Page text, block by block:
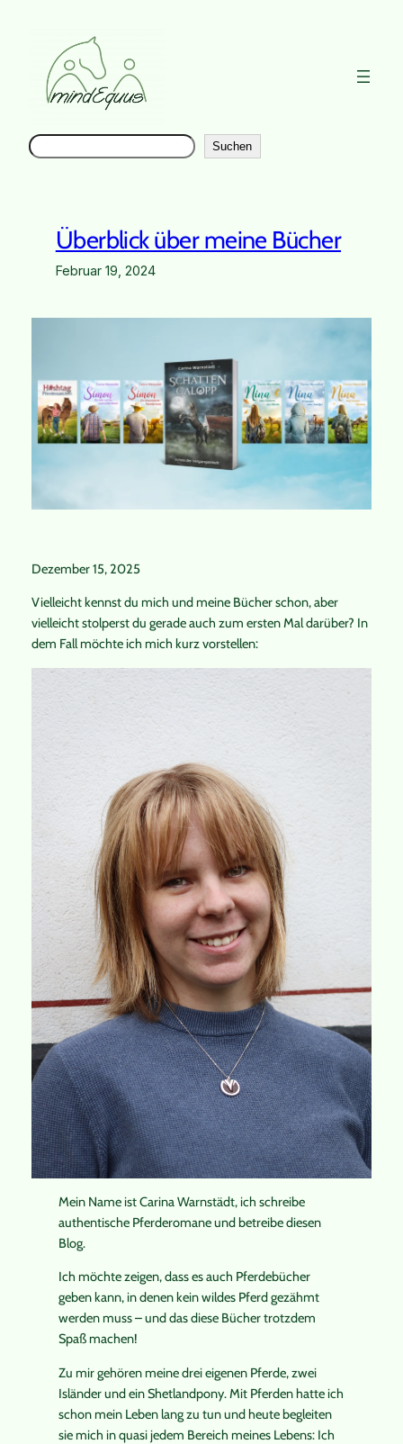
springen
Suchen Suchen
Überblick über meine Bücher
Februar 19, 2024
Dezember 15, 2025
Vielleicht kennst du mich und meine Bücher schon, aber
vielleicht stolperst du gerade auch zum ersten Mal darüber? In
dem Fall möchte ich mich kurz vorstellen:
Mein Name ist Carina Warnstädt, ich schreibe
authentische Pferderomane und betreibe diesen
Blog.
Ich möchte zeigen, dass es auch Pferdebücher
geben kann, in denen kein wildes Pferd gezähmt
werden muss – und das diese Bücher trotzdem
Spaß machen!
Zu mir gehören meine drei eigenen Pferde, zwei
Isländer und ein Shetlandpony. Mit Pferden hatte ich
schon mein Leben lang zu tun und heute begleiten
sie mich in quasi jedem Bereich meines Lebens: Ich